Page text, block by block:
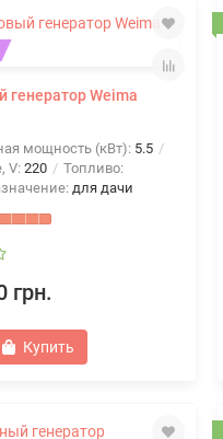
генератор Weima
мощность (кВт): 5.5
V: 220
Топливо:
для дачи
грн.
Купить